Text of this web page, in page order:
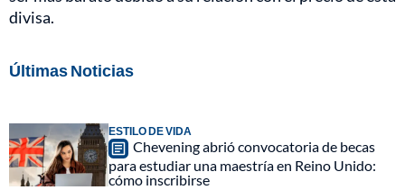
divisa.
Últimas Noticias
ESTILO DE VIDA
Chevening abrió convocatoria de becas
para estudiar una maestría en Reino Unido:
cómo inscribirse